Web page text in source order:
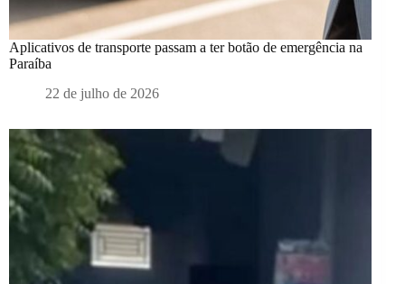
Aplicativos de transporte passam a ter botão de emergência na
Paraíba
22 de julho de 2026